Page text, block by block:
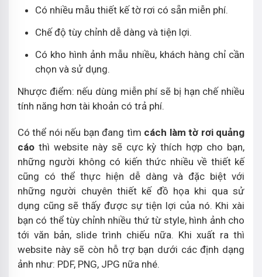
Có nhiều mẫu thiết kế tờ rơi có sẵn miễn phí.
Chế độ tùy chỉnh dễ dàng và tiện lợi.
Có kho hình ảnh mẫu nhiều, khách hàng chỉ cần
chọn và sử dụng.
Nhược điểm: nếu dùng miễn phí sẽ bị hạn chế nhiều
tính năng hơn tài khoản có trả phí.
Có thể nói nếu bạn đang tìm cách làm tờ rơi quảng
cáo thì website này sẽ cực kỳ thích hợp cho bạn,
những người không có kiến thức nhiều về thiết kế
cũng có thể thực hiện dễ dàng và đặc biệt với
những người chuyên thiết kế đồ họa khi qua sử
dụng cũng sẽ thấy được sự tiện lợi của nó. Khi xài
bạn có thể tùy chỉnh nhiều thứ từ style, hình ảnh cho
tới văn bản, slide trình chiếu nữa. Khi xuất ra thì
website này sẽ còn hỗ trợ bạn dưới các định dạng
ảnh như: PDF, PNG, JPG nữa nhé.